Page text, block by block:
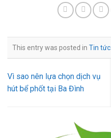
This entry was posted in Tin tức
Vì sao nên lựa chọn dịch vụ
hút bể phốt tại Ba Đình